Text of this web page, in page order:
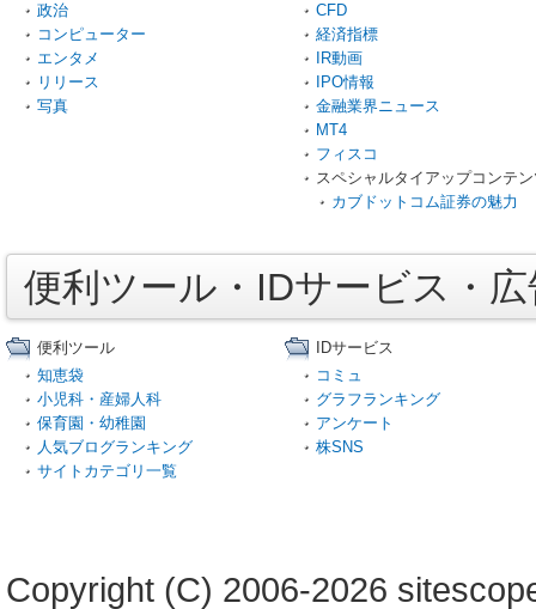
政治
コンピューター
エンタメ
リリース
写真
CFD
経済指標
IR動画
IPO情報
金融業界ニュース
MT4
フィスコ
スペシャルタイアップコンテ
カブドットコム証券の魅力
便利ツール・IDサービス・
便利ツール
知恵袋
小児科・産婦人科
保育園・幼稚園
人気ブログランキング
サイトカテゴリ一覧
IDサービス
コミュ
グラフランキング
アンケート
株SNS
Copyright (C) 2006-2026